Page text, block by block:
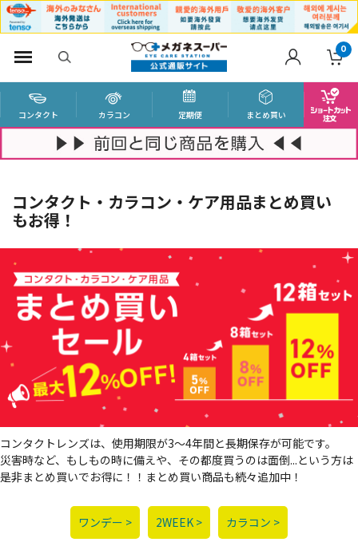
0
コンタクト カラコン 定期便 まとめ買い
コンタクト・カラコン・ケア用品まとめ買い
もお得！
コンタクトレンズは、使用期限が3～4年間と長期保存が可能です。
災害時など、もしもの時に備えや、その都度買うのは面倒...という方は
是非まとめ買いでお得に！！まとめ買い商品も続々追加中！
ワンデー > 2WEEK > カラコン >